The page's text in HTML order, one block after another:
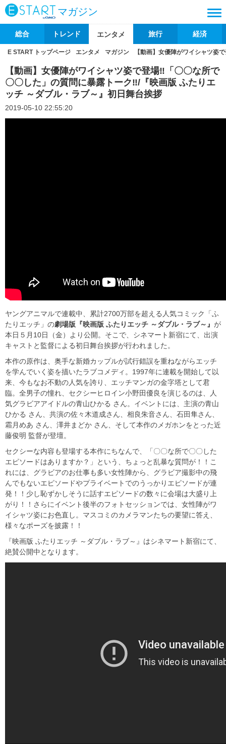
マガジン
総合 トレンド エンタメ 旅行 経済
E START トップページ エンタメ マガジン 【動画】女優陣がワイシャツ姿
【動画】女優陣がワイシャツ姿で登場‼「〇〇な所で
〇〇した」の質問に暴露トーク‼/『映画版 ふたりエ
ッチ ～ダブル・ラブ～』初日舞台挨拶
2019-05-10 22:55:20
ヤングアニマルで連載中、累計2700万部を超える人気コミック「ふ
たりエッチ」の劇場版『映画版 ふたりエッチ ～ダブル・ラブ～』 が
本日５月10日（金）より公開。そこで、シネマート新宿にて、出演
キャストと監督による初日舞台挨拶が行われました。
本作の原作は、奥手な新婚カップルが試行錯誤を重ねながらエッチ
を学んでいく姿を描いたラブコメディ。1997年に連載を開始して以
来、今もなお不動の人気を誇り、エッチマンガの金字塔として君
臨。全男子の憧れ、セクシーヒロイン小野田優良を演じるのは、人
気グラビアアイドルの青山ひかる さん。イベントには、主演の青山
ひかる さん、共演の佐々木道成さん、相良朱音さん、石田隼さん、
霜月めあ さん、澤井まどか さん、そして本作のメガホンをとった近
藤俊明 監督が登壇。
セクシーな内容も登場する本作にちなんで、「〇〇な所で〇〇した
エピソードはありますか？」という、ちょっと乱暴な質問が！！こ
れには、グラビアのお仕事も多い女性陣から、グラビア撮影中の飛
んでもないエピソードやプライベートでのうっかりエピソードが連
発！！少し恥ずかしそうに話すエピソードの数々に会場は大盛り上
がり！！さらにイベント後半のフォトセッションでは、女性陣がワ
イシャツ姿にお色直し。マスコミのカメラマンたちの要望に答え、
様々なポーズを披露！！
『映画版 ふたりエッチ ～ダブル・ラブ～』はシネマート新宿にて、
絶賛公開中となります。